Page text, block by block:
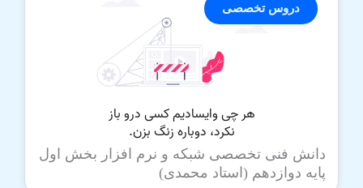
دانش فنی تخصصی شبکه و نرم افزار بخش اول
پایه دوازدهم (استاد محمدی)
دروس تخصصی